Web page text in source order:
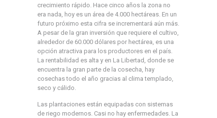
crecimiento rápido. Hace cinco años la zona no
era nada, hoy es un área de 4.000 hectáreas. En un
futuro próximo esta cifra se incrementará aún más.
A pesar de la gran inversión que requiere el cultivo,
alrededor de 60.000 dólares por hectárea, es una
opción atractiva para los productores en el país.
La rentabilidad es alta y en La Libertad, donde se
encuentra la gran parte de la cosecha, hay
cosechas todo el año gracias al clima templado,
seco y cálido.
Las plantaciones están equipadas con sistemas
de riego modernos. Casi no hay enfermedades. La